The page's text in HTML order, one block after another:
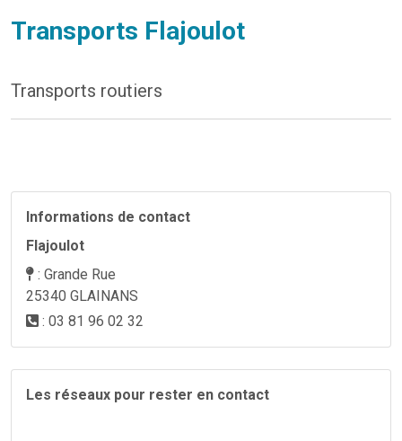
Transports Flajoulot
Transports routiers
Informations de contact
Flajoulot
: Grande Rue
25340 GLAINANS
: 03 81 96 02 32
Les réseaux pour rester en contact